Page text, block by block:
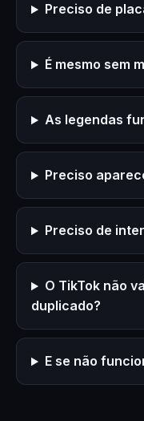
Preciso de
É mesmo sem
As legendas
Preciso
Preciso de
O TikTok não
duplicado?
E se não